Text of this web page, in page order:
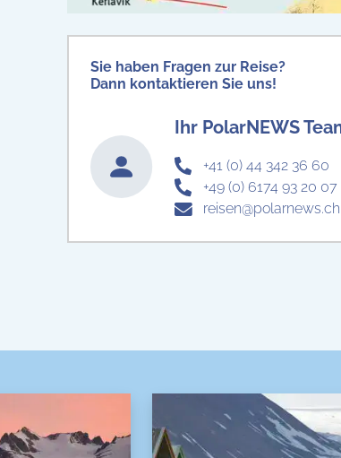
Sie haben Fragen zur Reise?
Dann kontaktieren Sie uns!
Ihr PolarNEWS
+41 (0) 44 342 36 60
+49 (0) 6174 93 20 07
reisen@polarnews.ch